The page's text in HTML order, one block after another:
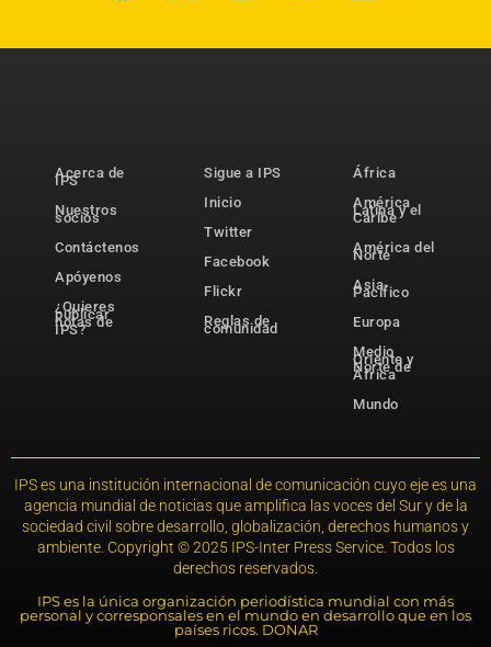
Acerca de
IPS
Nuestros
socios
Contáctenos
Apóyenos
¿Quieres
publicar
notas de
IPS?
Sigue a IPS
Inicio
Twitter
Facebook
Flickr
Reglas de
comunidad
África
América
Latina y el
Caribe
América del
Norte
Asia-
Pacífico
Europa
Medio
Oriente y
Norte de
África
Mundo
IPS es una institución internacional de comunicación cuyo eje es una
agencia mundial de noticias que amplifica las voces del Sur y de la
sociedad civil sobre desarrollo, globalización, derechos humanos y
ambiente. Copyright © 2025 IPS-Inter Press Service. Todos los
derechos reservados.
IPS es la única organización periodística mundial con más
personal y corresponsales en el mundo en desarrollo que en los
países ricos. DONAR